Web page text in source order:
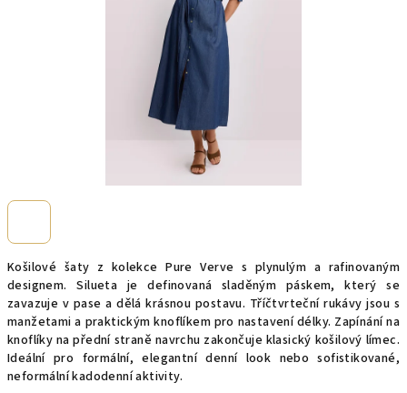
Košilové šaty z kolekce Pure Verve s plynulým a rafinovaným
designem. Silueta je definovaná sladěným páskem, který se
zavazuje v pase a dělá krásnou postavu. Tříčtvrteční rukávy jsou s
manžetami a praktickým knoflíkem pro nastavení délky. Zapínání na
knoflíky na přední straně navrchu zakončuje klasický košilový límec.
Ideální pro formální, elegantní denní look nebo sofistikované,
neformální kadodenní aktivity.